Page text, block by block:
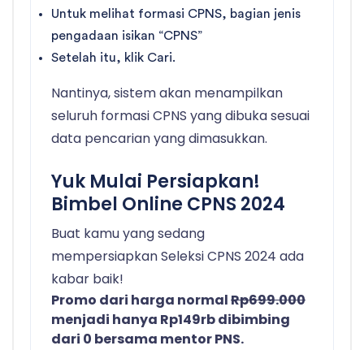
Untuk melihat formasi CPNS, bagian jenis
pengadaan isikan “CPNS”
Setelah itu, klik Cari.
Nantinya, sistem akan menampilkan
seluruh formasi CPNS yang dibuka sesuai
data pencarian yang dimasukkan.
Yuk Mulai Persiapkan!
Bimbel Online CPNS 2024
Buat kamu yang sedang
mempersiapkan Seleksi CPNS 2024 ada
kabar baik!
Promo dari harga normalRp699.000
menjadi hanya Rp149rb dibimbing
dari 0 bersama mentor PNS.